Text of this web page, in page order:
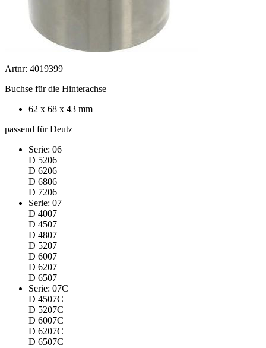
Artnr: 4019399
Buchse für die Hinterachse
62 x 68 x 43 mm
passend für Deutz
Serie: 06
D 5206
D 6206
D 6806
D 7206
Serie: 07
D 4007
D 4507
D 4807
D 5207
D 6007
D 6207
D 6507
Serie: 07C
D 4507C
D 5207C
D 6007C
D 6207C
D 6507C